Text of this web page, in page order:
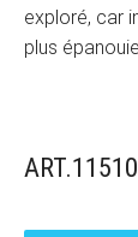
exploré, car
plus